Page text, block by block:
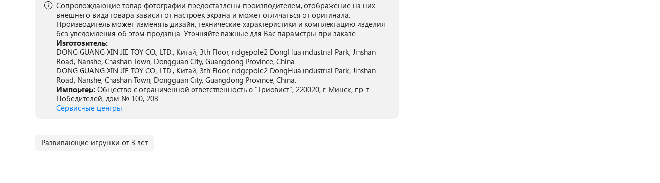
Сопровождающие товар фотографии предоставлены производителем, отображение на них
внешнего вида товара зависит от настроек экрана и может отличаться от оригинала.
Производитель может изменять дизайн, технические характеристики и комплектацию изделия
без уведомления об этом продавца. Уточняйте важные для Вас параметры при заказе.
Изготовитель:
DONG GUANG XIN JIE TOY CO., LTD., Китай, 3th Floor, ridgepole2 DongHua industrial Park, Jinshan
Road, Nanshe, Chashan Town, Dongguan City, Guangdong Province, China.
DONG GUANG XIN JIE TOY CO., LTD., Китай, 3th Floor, ridgepole2 DongHua industrial Park, Jinshan
Road, Nanshe, Chashan Town, Dongguan City, Guangdong Province, China.
Импортер: Общество с ограниченной ответственностью "Триовист", 220020, г. Минск, пр-т
Победителей, дом № 100, 203
Сервисные центры
Развивающие игрушки от 3 лет